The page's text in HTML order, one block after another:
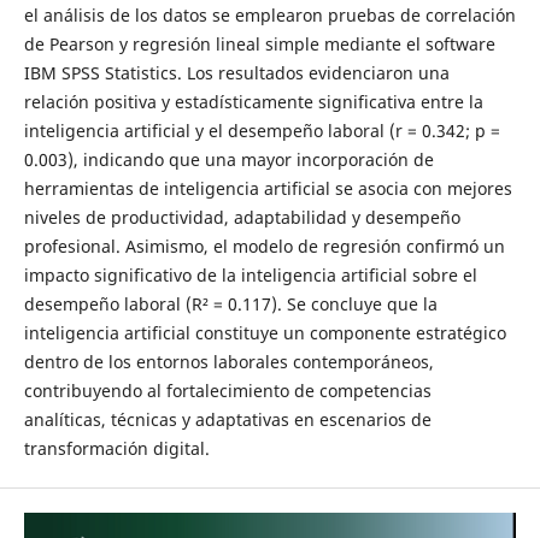
el análisis de los datos se emplearon pruebas de correlación
de Pearson y regresión lineal simple mediante el software
IBM SPSS Statistics. Los resultados evidenciaron una
relación positiva y estadísticamente significativa entre la
inteligencia artificial y el desempeño laboral (r = 0.342; p =
0.003), indicando que una mayor incorporación de
herramientas de inteligencia artificial se asocia con mejores
niveles de productividad, adaptabilidad y desempeño
profesional. Asimismo, el modelo de regresión confirmó un
impacto significativo de la inteligencia artificial sobre el
desempeño laboral (R² = 0.117). Se concluye que la
inteligencia artificial constituye un componente estratégico
dentro de los entornos laborales contemporáneos,
contribuyendo al fortalecimiento de competencias
analíticas, técnicas y adaptativas en escenarios de
transformación digital.